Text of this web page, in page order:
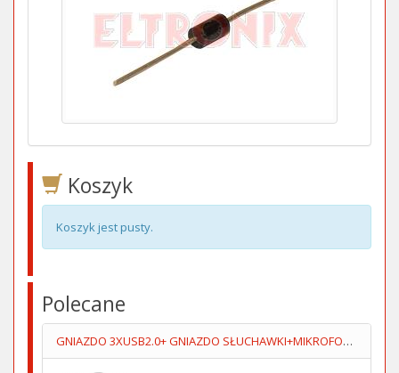
Koszyk
Koszyk jest pusty.
Polecane
GNIAZDO 3XUSB2.0+ GNIAZDO SŁUCHAWKI+MIKROFOPN 1.5M